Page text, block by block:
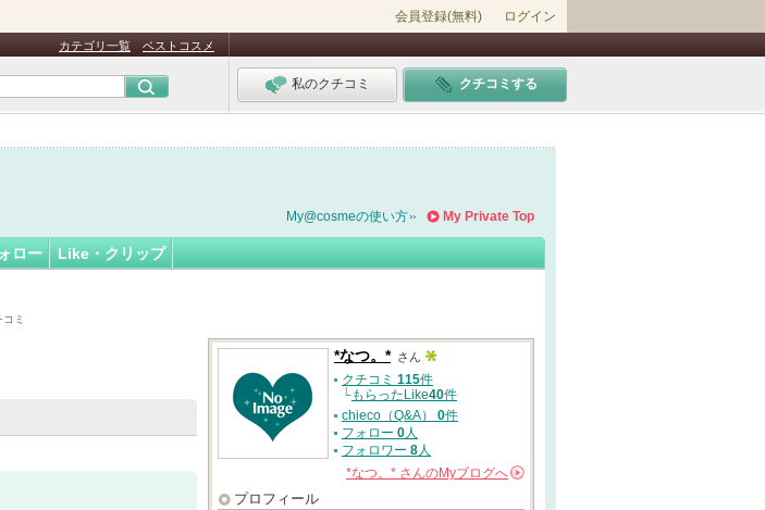
会員登録(無料) ログイン
カテゴリ一覧 ベストコスメ
私のクチコミ クチコミする
My Private Top
My@cosmeの使い方
ロー Like・クリップ
ミ
*なつ。* さん
クチコミ 115件
└もらったLike40件
chieco（Q&A） 0件
フォロー 0人
フォロワー 8人
*なつ。* さんのMyブログへ
プロフィール